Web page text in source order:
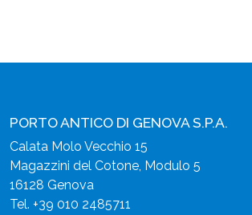
PORTO ANTICO DI GENOVA S.P.A.
Calata Molo Vecchio 15
Magazzini del Cotone, Modulo 5
16128 Genova
Tel. +39 010 2485711